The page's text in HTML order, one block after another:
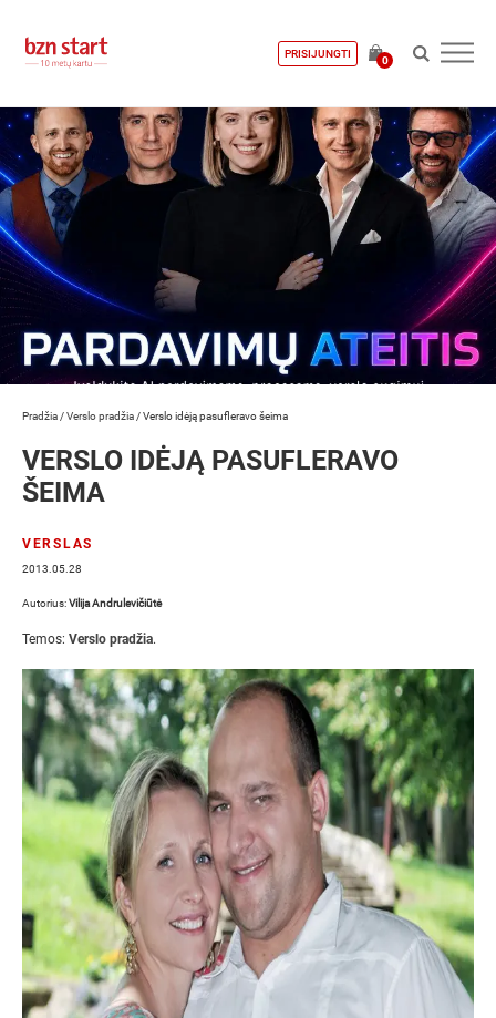
PRISIJUNGTI
0
Pradžia /Verslo pradžia /Verslo idėją pasufleravo šeima
VERSLO IDĖJĄ PASUFLERAVO
ŠEIMA
VERSLAS
2013.05.28
Autorius:Vilija Andrulevičiūtė
Temos: Verslo pradžia.